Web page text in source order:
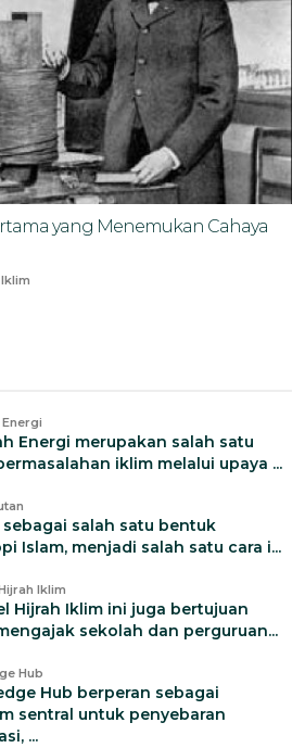
yang Menemukan Cahaya
Energi merupakan salah satu
iklim melalui upaya ...
sebagai salah satu bentuk
Islam, menjadi salah satu cara i...
Iklim
Hijrah Iklim ini juga bertujuan
sekolah dan perguruan...
Hub
Hub berperan sebagai
sentral untuk penyebaran
...